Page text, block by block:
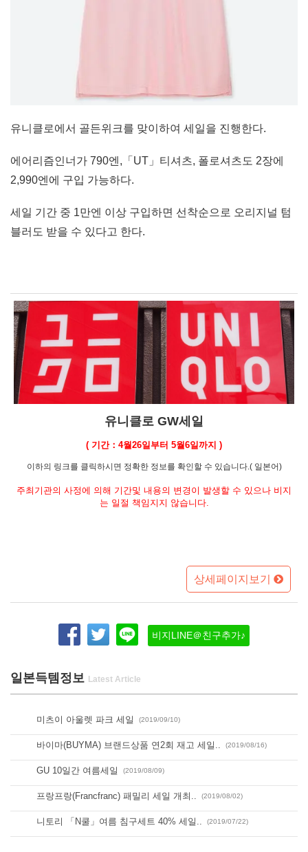
유니클로에서 골든위크를 맞이하여 세일을 진행한다.
에어리즘인너가 790엔,「UT」티셔츠, 폴로셔츠도 2장에
2,990엔에 구입 가능하다.
세일 기간 중 1만엔 이상 구입하면 선착순으로 오리지널 텀
블러도 받을 수 있다고 한다.
유니클로 GW세일
( 기간：4월26일부터 5월6일까지 )
이하의 링크를 클릭하시면 정확한 정보를 확인할 수 있습니다.( 일본어)
상세페이지보기
주최기관의 사정에 의해 기간및 내용의 변경이 발생할 수 있으나 비지
는 일절 책임지지 않습니다.
비지LINE＠친구추가♪
일본득템정보
미츠이 아울렛 파크 세일 (2019/09/10)
바이마(BUYMA) 브랜드상품 연2회 재고 세일.. (2019/08/16)
GU 10일간 여름세일 (2019/08/09)
프랑프랑(Francfranc) 패밀리 세일 개최.. (2019/08/02)
니토리 「N쿨」여름 침구세트 40% 세일.. (2019/07/22)